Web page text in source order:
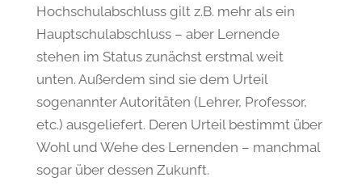
Hochschulabschluss gilt z.B. mehr als ein
Hauptschulabschluss – aber Lernende
stehen im Status zunächst erstmal weit
unten. Außerdem sind sie dem Urteil
sogenannter Autoritäten (Lehrer, Professor,
etc.) ausgeliefert. Deren Urteil bestimmt über
Wohl und Wehe des Lernenden – manchmal
sogar über dessen Zukunft.